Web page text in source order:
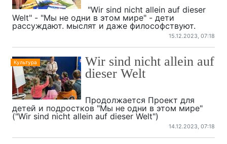
"Wir sind nicht allein auf dieser
Welt" - "Мы не одни в этом мире" - дети
рассуждают. мыслят и даже философствуют.
15.12.2023, 07:18
Культура
Wir sind nicht allein auf
dieser Welt
Продолжается Проект для
детей и подростков "Мы не одни в этом мире"
("Wir sind nicht allein auf dieser Welt")
14.12.2023, 07:18